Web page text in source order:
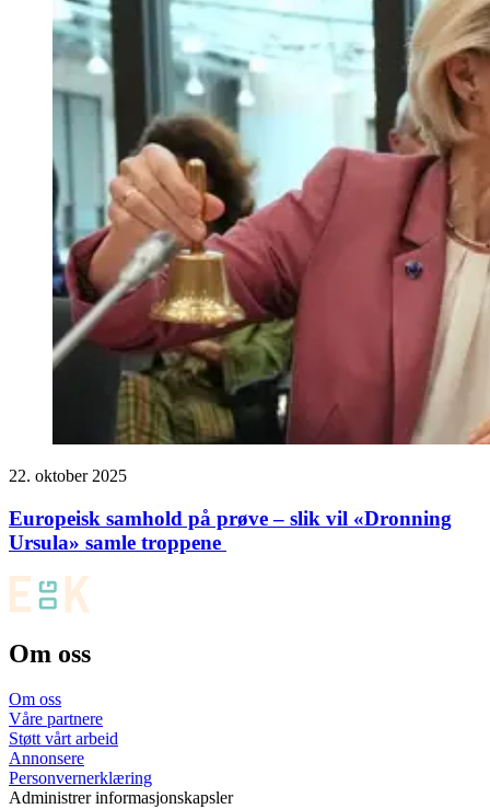
22. oktober 2025
Europeisk samhold på prøve – slik vil «Dronning
Ursula» samle troppene
Om oss
Om oss
Våre partnere
Støtt vårt arbeid
Annonsere
Personvernerklæring
Administrer informasjonskapsler